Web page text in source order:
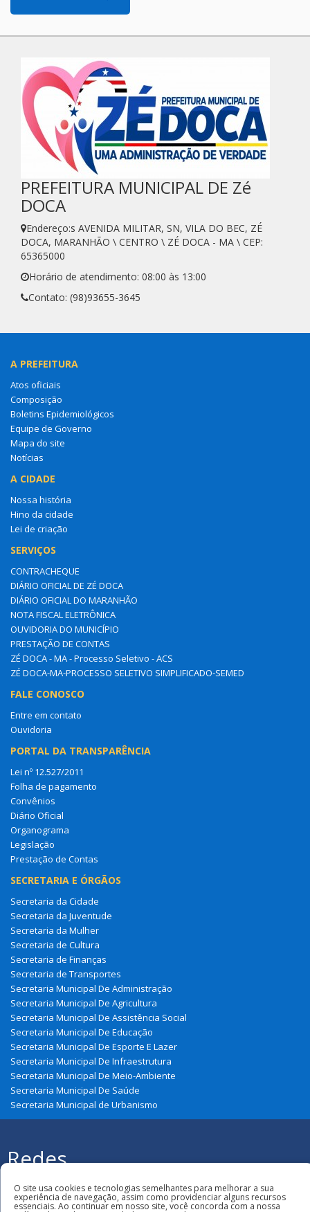
PREFEITURA MUNICIPAL DE Zé
DOCA
Endereço:s AVENIDA MILITAR, SN, VILA DO BEC, ZÉ
DOCA, MARANHÃO \ CENTRO \ ZÉ DOCA - MA \ CEP:
65365000
Horário de atendimento: 08:00 às 13:00
Contato: (98)93655-3645
A PREFEITURA
Atos oficiais
Composição
Boletins Epidemiológicos
Equipe de Governo
Mapa do site
Notícias
A CIDADE
Nossa história
Hino da cidade
Lei de criação
SERVIÇOS
CONTRACHEQUE
DIÁRIO OFICIAL DE ZÉ DOCA
DIÁRIO OFICIAL DO MARANHÃO
NOTA FISCAL ELETRÔNICA
OUVIDORIA DO MUNICÍPIO
PRESTAÇÃO DE CONTAS
ZÉ DOCA - MA - Processo Seletivo - ACS
ZÉ DOCA-MA-PROCESSO SELETIVO SIMPLIFICADO-SEMED
FALE CONOSCO
Entre em contato
Ouvidoria
PORTAL DA TRANSPARÊNCIA
Lei nº 12.527/2011
Folha de pagamento
Convênios
Diário Oficial
Organograma
Legislação
Prestação de Contas
SECRETARIA E ÓRGÃOS
Secretaria da Cidade
Secretaria da Juventude
Secretaria da Mulher
Secretaria de Cultura
Secretaria de Finanças
Secretaria de Transportes
Secretaria Municipal De Administração
Secretaria Municipal De Agricultura
Secretaria Municipal De Assistência Social
Secretaria Municipal De Educação
Secretaria Municipal De Esporte E Lazer
Secretaria Municipal De Infraestrutura
Secretaria Municipal De Meio-Ambiente
Secretaria Municipal De Saúde
Secretaria Municipal de Urbanismo
Redes
Sociais
Municipal de Zé Doca
O site usa cookies e tecnologias semelhantes para melhorar a sua
experiência de navegação, assim como providenciar alguns recursos
essenciais. Ao continuar em nosso site, você concorda com a nossa